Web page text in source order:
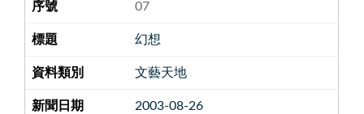
07
幻想
文藝天地
2003-08-26